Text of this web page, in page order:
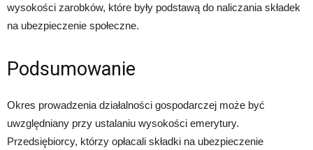
wysokości zarobków, które były podstawą do naliczania składek
na ubezpieczenie społeczne.
Podsumowanie
Okres prowadzenia działalności gospodarczej może być
uwzględniany przy ustalaniu wysokości emerytury.
Przedsiębiorcy, którzy opłacali składki na ubezpieczenie